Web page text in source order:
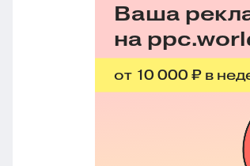
Ваша
на
от 10 000 ₽ в